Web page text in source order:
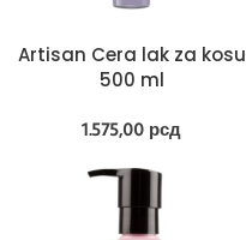
Artisan Cera lak za kosu
500 ml
1.575,00 рсд